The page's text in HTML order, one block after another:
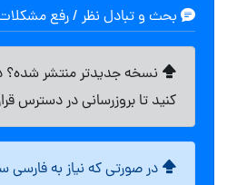
بحث و تبادل نظر / رفع
نسخه جدیدتر منتشر شده؟
کنید تا بروزرسانی در دسترس
در صورتی که نیاز به فارسی